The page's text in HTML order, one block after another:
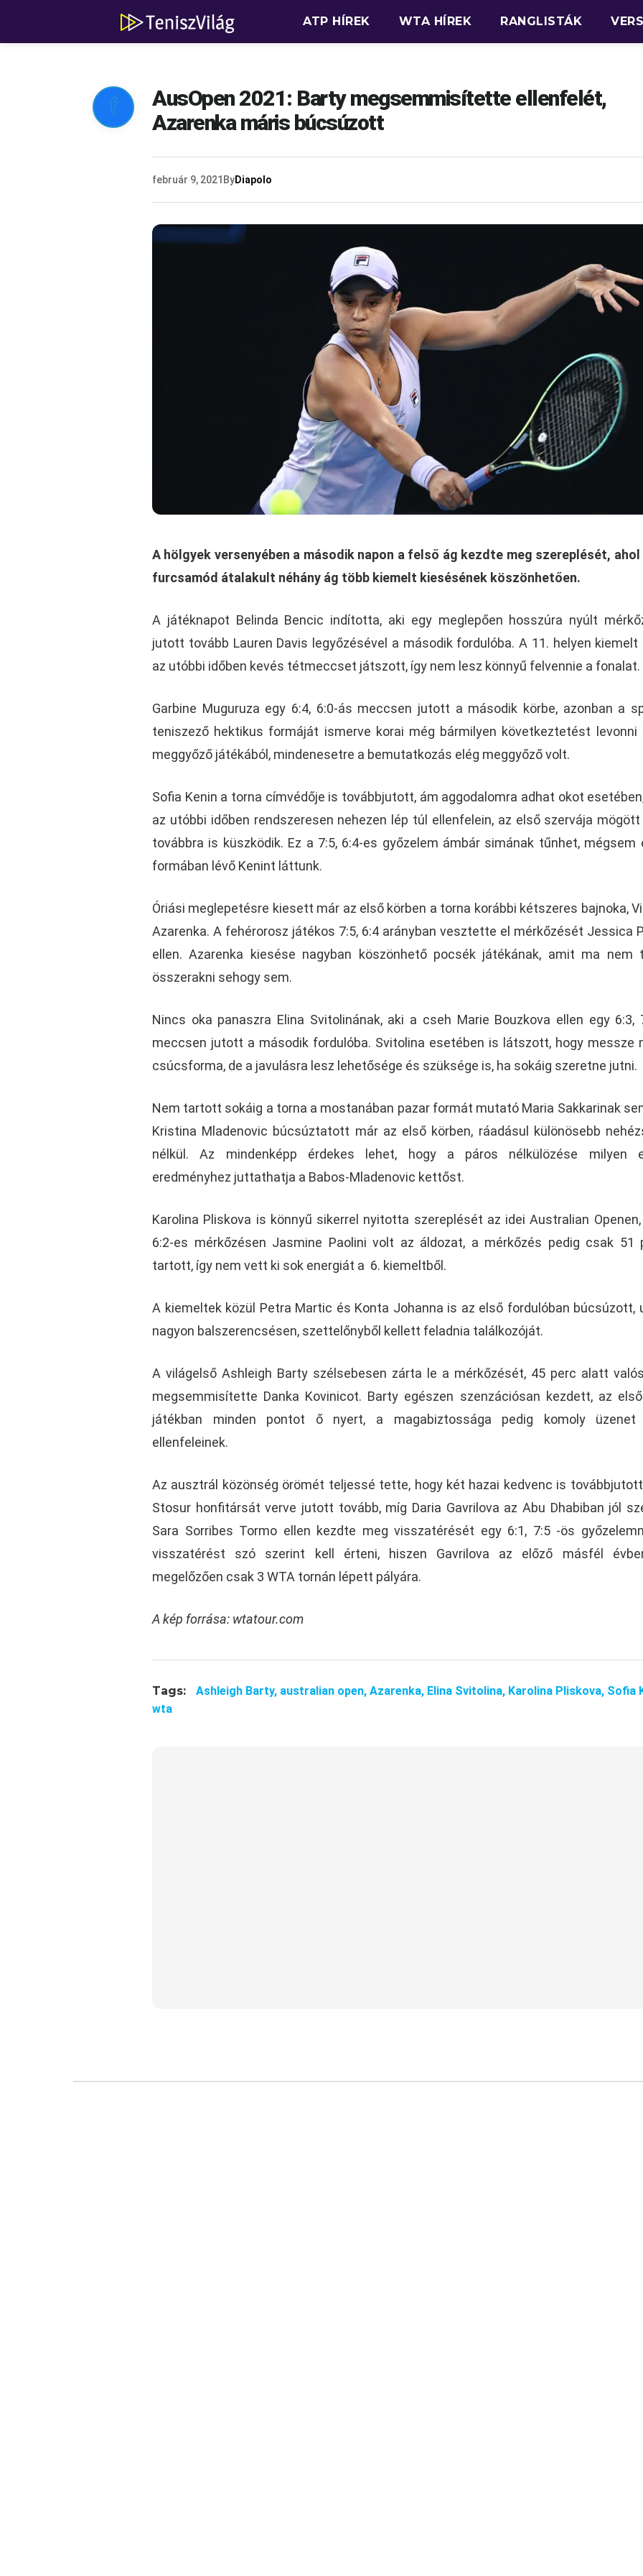
ATP HÍREK WTA HÍREK RANGLISTÁK

AusOpen 2021: Barty megsemmisítette ellenfelét,
Azarenka máris búcsúzott
február 9, 2021 ByDiapolo
A hölgyek versenyében a második napon a felső ág kezdte meg szereplését, ahol
furcsamód átalakult néhány ág több kiemelt kiesésének köszönhetően.
A játéknapot Belinda Bencic indította, aki egy meglepően hosszúra nyúlt
jutott tovább Lauren Davis legyőzésével a második fordulóba. A 11. helyen kiemelt
az utóbbi időben kevés tétmeccset játszott, így nem lesz könnyű felvennie a fonalat.
Garbine Muguruza egy 6:4, 6:0-ás meccsen jutott a második körbe, azonban a
teniszező hektikus formáját ismerve korai még bármilyen következtetést levonni
meggyőző játékából, mindenesetre a bemutatkozás elég meggyőző volt.
Sofia Kenin a torna címvédője is továbbjutott, ám aggodalomra adhat okot
az utóbbi időben rendszeresen nehezen lép túl ellenfelein, az első szervája mögött
továbbra is küszködik. Ez a 7:5, 6:4-es győzelem ámbár simának tűnhet, mégsem
formában lévő Kenint láttunk.
Óriási meglepetésre kiesett már az első körben a torna korábbi kétszeres bajnoka,
Azarenka. A fehérorosz játékos 7:5, 6:4 arányban vesztette el mérkőzését Jessica
ellen. Azarenka kiesése nagyban köszönhető pocsék játékának, amit ma nem
összerakni sehogy sem.
Nincs oka panaszra Elina Svitolinának, aki a cseh Marie Bouzkova ellen egy 6:3,
meccsen jutott a második fordulóba. Svitolina esetében is látszott, hogy messze
csúcsforma, de a javulásra lesz lehetősége és szüksége is, ha sokáig szeretne jutni.
Nem tartott sokáig a torna a mostanában pazar formát mutató Maria Sakkarinak
Kristina Mladenovic búcsúztatott már az első körben, ráadásul különösebb
nélkül. Az mindenképp érdekes lehet, hogy a páros nélkülözése milyen
eredményhez juttathatja a Babos-Mladenovic kettőst.
Karolina Pliskova is könnyű sikerrel nyitotta szereplését az idei Australian Openen,
6:2-es mérkőzésen Jasmine Paolini volt az áldozat, a mérkőzés pedig csak 51
tartott, így nem vett ki sok energiát a 6. kiemeltből.
A kiemeltek közül Petra Martic és Konta Johanna is az első fordulóban búcsúzott,
nagyon balszerencsésen, szettelőnyből kellett feladnia találkozóját.
A világelső Ashleigh Barty szélsebesen zárta le a mérkőzését, 45 perc alatt
megsemmisítette Danka Kovinicot. Barty egészen szenzációsan kezdett, az
játékban minden pontot ő nyert, a magabiztossága pedig komoly üzenet
ellenfeleinek.
Az ausztrál közönség örömét teljessé tette, hogy két hazai kedvenc is
Stosur honfitársát verve jutott tovább, míg Daria Gavrilova az Abu Dhabiban jól
Sara Sorribes Tormo ellen kezdte meg visszatérését egy 6:1, 7:5 -ös
visszatérést szó szerint kell érteni, hiszen Gavrilova az előző másfél
megelőzően csak 3 WTA tornán lépett pályára.
A kép forrása: wtatour.com
Tags: Ashleigh Barty, australian open, Azarenka, Elina Svitolina, Karolina Pliskova, Sofia
wta